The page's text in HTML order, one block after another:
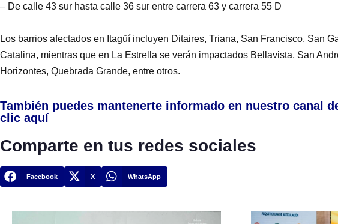
– De calle 43 sur hasta calle 36 sur entre carrera 63 y carrera 55 D
Los barrios afectados en Itagüí incluyen Ditaires, Triana, San Francisco, San
Catalina, mientras que en La Estrella se verán impactados Bellavista, San
Horizontes, Quebrada Grande, entre otros.
También puedes mantenerte informado en nuestro canal
clic aquí
Comparte en tus redes sociales
Facebook X WhatsApp